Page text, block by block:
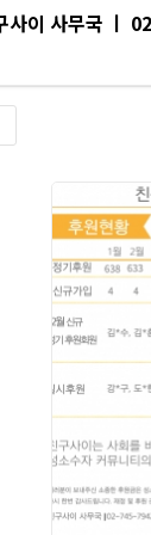
사이 사무국